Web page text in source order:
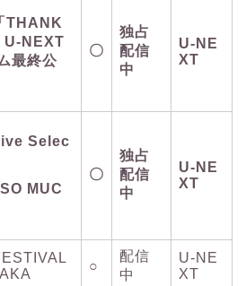
THANK
U-NEXT
最終公
〇
独占
配信
中
U-NE
XT
Selec
MUC
〇
独占
配信
中
U-NE
XT
○
配信
中
U-NE
XT